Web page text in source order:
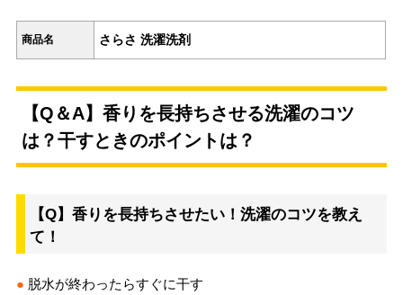
商品名 さらさ 洗濯洗剤
【Q＆A】香りを長持ちさせる洗濯のコツ
は？干すときのポイントは？
【Q】香りを長持ちさせたい！洗濯のコツを教え
て！
● 脱水が終わったらすぐに干す